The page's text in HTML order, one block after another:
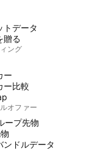
トデータ
贈る
ング
ー
ー比較
オファー
ープ先物
ンドルデータ